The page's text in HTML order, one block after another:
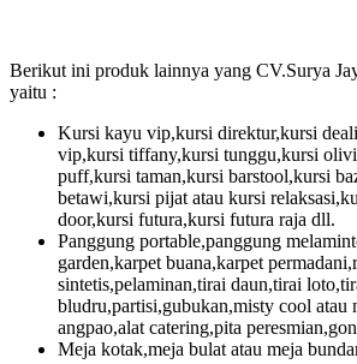
Berikut ini produk lainnya yang CV.Surya
yaitu :
Kursi kayu vip,kursi direktur,kursi
vip,kursi tiffany,kursi tunggu,kursi
puff,kursi taman,kursi barstool,kursi
betawi,kursi pijat atau kursi
door,kursi futura,kursi futura raja dll.
Panggung portable,panggung
garden,karpet buana,karpet
sintetis,pelaminan,tirai daun,tirai
bludru,partisi,gubukan,misty cool atau
angpao,alat catering,pita
Meja kotak,meja bulat atau meja